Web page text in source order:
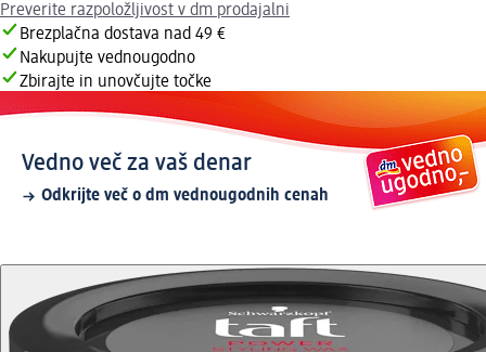
Preverite razpoložljivost v dm prodajalni
Brezplačna dostava nad 49 €
Nakupujte vednougodno
Zbirajte in unovčujte točke
Vedno več za vaš denar
Odkrijte več o dm vednougodnih cenah